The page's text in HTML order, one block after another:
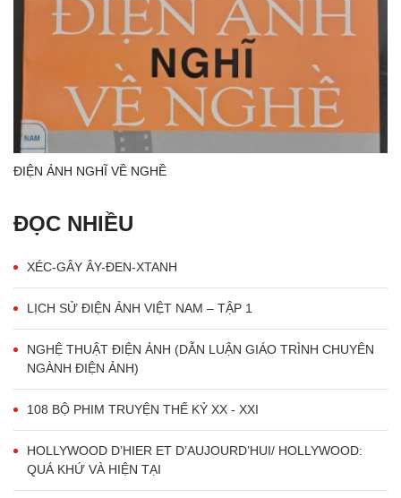
ĐIỆN ẢNH NGHĨ VỀ NGHỀ
ĐỌC NHIỀU
XÉC-GÂY ÂY-ĐEN-XTANH
LỊCH SỬ ĐIỆN ẢNH VIỆT NAM – TẬP 1
NGHỆ THUẬT ĐIỆN ẢNH (DẪN LUẬN GIÁO TRÌNH CHUYÊN
NGÀNH ĐIỆN ẢNH)
108 BỘ PHIM TRUYỆN THẾ KỶ XX - XXI
HOLLYWOOD D’HIER ET D’AUJOURD’HUI/ HOLLYWOOD:
QUÁ KHỨ VÀ HIỆN TẠI